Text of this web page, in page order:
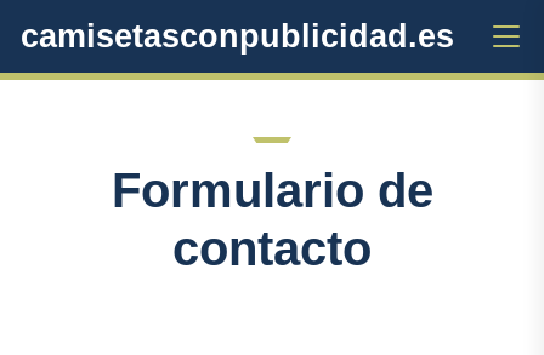
camisetasconpublicidad.es
Formulario de
contacto